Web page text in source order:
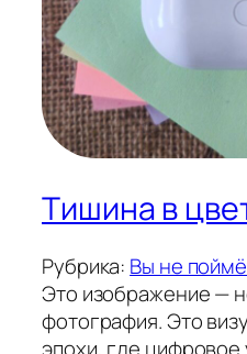
Тишина в
Рубрика: Вы не
Это изображение —
фотография. Это
эпохи, где цифровое